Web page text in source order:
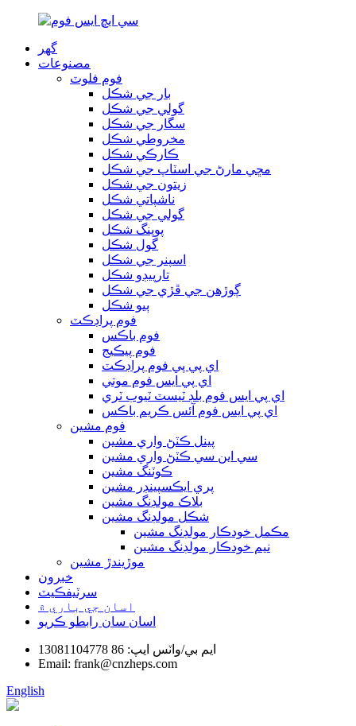
گھر
مصنوعات
فوم فلوٽ
بار جي شڪل
گولي جي شڪل
سگار جي شڪل
مخروطي شڪل
ڪارڪي شڪل
مڇي مارڻ جي اسٽاپ جي شڪل
زيتون جي شڪل
ناشپاتي شڪل
گولي جي شڪل
پوپنگ شڪل
گول شڪل
اسپنر جي شڪل
تارپيڊو شڪل
ڳوڙهن جي ڦڙي جي شڪل
ٻيو شڪل
فوم پراڊڪٽ
فوم باڪس
فوم پيڪيج
اي پي پي فوم پراڊڪٽ
اي پي ايس فوم موتي
اي پي ايس فوم بلڊ ٽيسٽ ٽيوب ٽري
اي پي ايس فوم آئس ڪريم باڪس
فوم مشين
پينل ڪٽڻ واري مشين
سي اين سي ڪٽڻ واري مشين
ڪوٽنگ مشين
پري ايڪسپينڊر مشين
بلاڪ مولڊنگ مشين
شڪل مولڊنگ مشين
مڪمل خودڪار مولڊنگ مشين
نيم خودڪار مولڊنگ مشين
موڙيندڙ مشين
خبرون
سرٽيفڪيٽ
اسان جي باري ۾
اسان سان رابطو ڪريو
ايم بي/واٽس ايپ: 86 13081104778
Email: frank@cnzheps.com
English